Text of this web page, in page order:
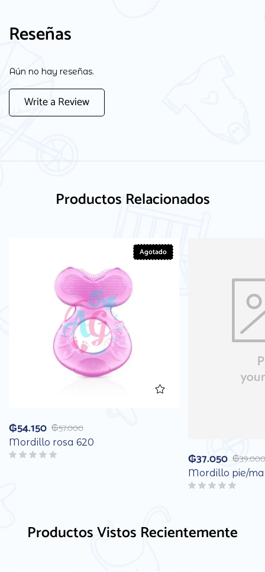
Reseñas
Aún no hay reseñas.
Write a Review
Productos Relacionados
Agotado
₲57.000
₲54.150
Mordillo rosa 620
₲39.000
₲37.050
Mordillo pie/
Productos Vistos Recientemente